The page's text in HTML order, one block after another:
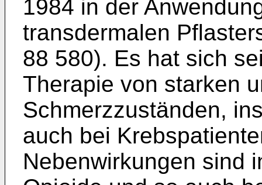
1984 in der
transdermalen
88 580). Es hat sich
Therapie von starken
Schmerzzuständen,
auch bei
Nebenwirkungen sind